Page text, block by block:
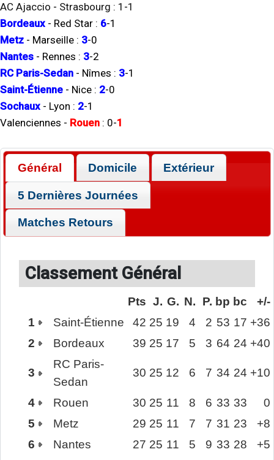
AC Ajaccio - Strasbourg : 1 -1
Bordeaux - Red Star : 6-1
Metz - Marseille : 3-0
Nantes - Rennes : 3-2
RC Paris-Sedan - Nîmes : 3-1
Saint-Étienne - Nice : 2-0
Sochaux - Lyon : 2-1
Valenciennes - Rouen : 0-1
Général Domicile Extérieur
5 Dernières Journées
Matches Retours
Classement Général
Pts J. G. N. P. bp bc
+/-
1
Saint-Étienne 42 25 19 4 2 53 17 +36
2
Bordeaux 39 25 17 5 3 64 24 +40
3
RC Paris-
Sedan
30 25 12 6 7 34 24 +10
4 Rouen 30 25 11 8 6 33 33
0
5
Metz 29 25 11 7 7 31 23
+8
6
Nantes 27 25 11 5 9 33 28
+5